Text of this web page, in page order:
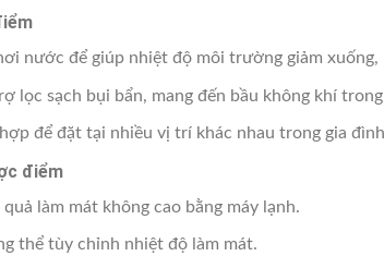
nước để giúp nhiệt độ môi trường giảm xuống,
lọc sạch bụi bẩn, mang đến bầu không khí
để đặt tại nhiều vị trí khác nhau trong gia
điểm
làm mát không cao bằng máy lạnh.
thể tùy chỉnh nhiệt độ làm mát.